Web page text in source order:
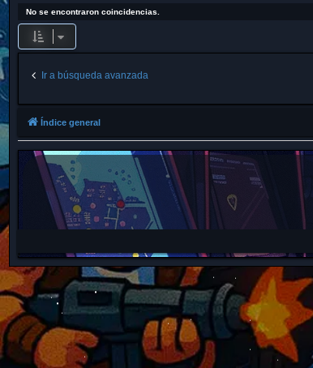
No se encontraron coincidencias.
Ir a búsqueda avanzada
Índice general